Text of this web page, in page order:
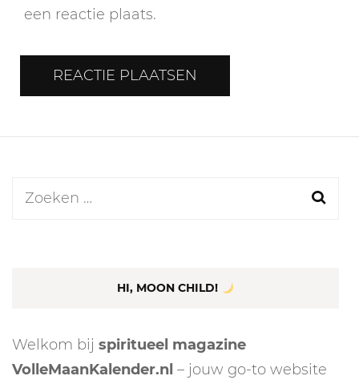
een reactie plaats.
Zoeken
HI, MOON CHILD!
Welkom bij spiritueel magazine
VolleMaanKalender.nl – jouw go-to website